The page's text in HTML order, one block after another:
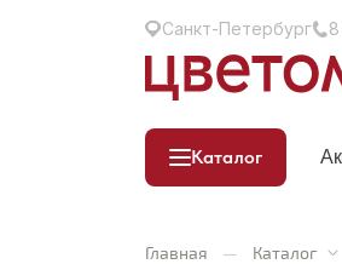
Санкт-Петербург
Каталог
Главная — Каталог